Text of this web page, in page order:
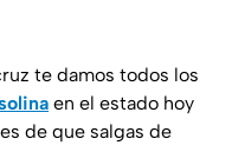
te damos todos los
en el estado hoy
de que salgas de